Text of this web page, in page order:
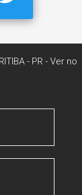
- PR - Ver no